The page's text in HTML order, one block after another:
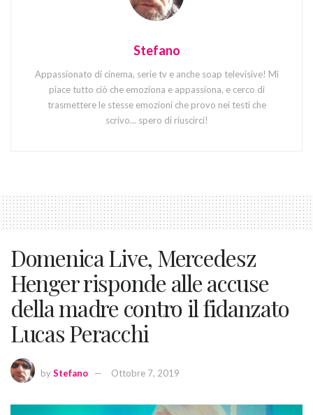
Stefano
Appassionato di cinema, serie tv e anche soap televisive! Mi
piace tutto ciò che emoziona e appassiona, e cerco di
trasmettere le stesse emozioni che provo nei testi che
scrivo... spero di riuscirci!
Domenica Live, Mercedesz
Henger risponde alle accuse
della madre contro il fidanzato
Lucas Peracchi
byStefano Ottobre 7, 2019